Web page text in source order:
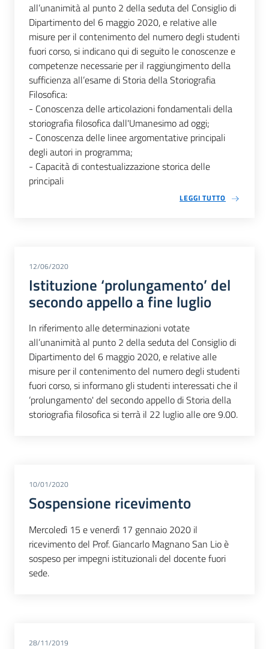
all’unanimità al punto 2 della seduta del Consiglio di
Dipartimento del 6 maggio 2020, e relative alle
misure per il contenimento del numero degli studenti
fuori corso, si indicano qui di seguito le conoscenze e
competenze necessarie per il raggiungimento della
sufficienza all’esame di Storia della Storiografia
Filosofica:
- Conoscenza delle articolazioni fondamentali della
storiografia filosofica dall'Umanesimo ad oggi;
- Conoscenza delle linee argomentative principali
degli autori in programma;
- Capacità di contestualizzazione storica delle
principali
LEGGI TUTTO
12/06/2020
Istituzione ‘prolungamento’ del
secondo appello a fine luglio
In riferimento alle determinazioni votate
all’unanimità al punto 2 della seduta del Consiglio di
Dipartimento del 6 maggio 2020, e relative alle
misure per il contenimento del numero degli studenti
fuori corso, si informano gli studenti interessati che il
‘prolungamento' del secondo appello di Storia della
storiografia filosofica si terrà il 22 luglio alle ore 9.00.
10/01/2020
Sospensione ricevimento
Mercoledì 15 e venerdì 17 gennaio 2020 il
ricevimento del Prof. Giancarlo Magnano San Lio è
sospeso per impegni istituzionali del docente fuori
sede.
28/11/2019